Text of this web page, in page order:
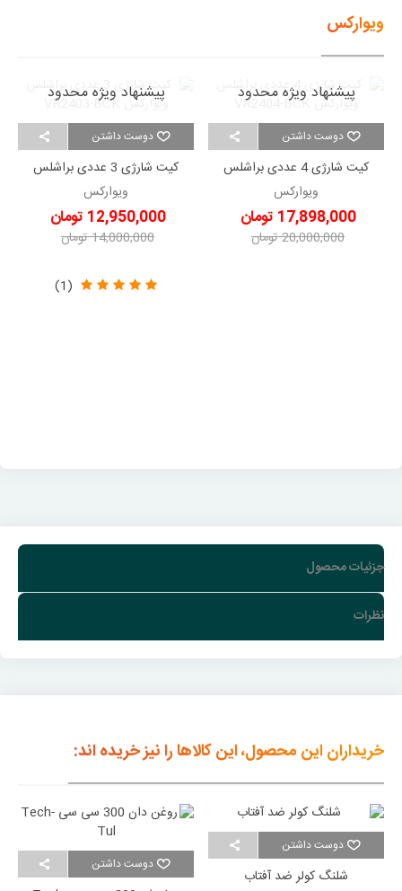
ویوارکس
دوست داشتن
پیشنهاد ویژه محدود
کیت شارژی 4 عددی براشلس
ویوارکس VR2404-BCKویوارکس
17,898,000 تومان
20,000,000 تومان
دوست داشتن
پیشنهاد ویژه محدود
کیت شارژی 3 عددی براشلس
ویوارکس VR2403-BCKویوارکس
12,950,000 تومان
14,000,000 تومان
(1)
جزئیات محصول
نظرات
خریداران این محصول، این کالاها را نیز خریده اند:
دوست داشتن
شلنگ کولر ضد آفتاب
دوست داشتن